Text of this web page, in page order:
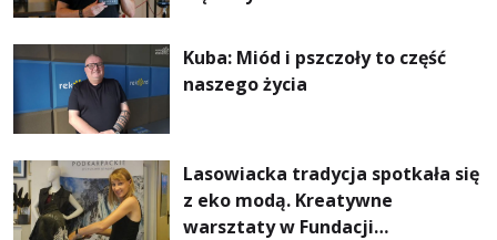
Kuba: Miód i pszczoły to część
naszego życia
Lasowiacka tradycja spotkała się
z eko modą. Kreatywne
warsztaty w Fundacji